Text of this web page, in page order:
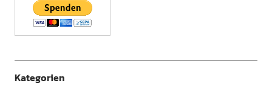
Kategorien